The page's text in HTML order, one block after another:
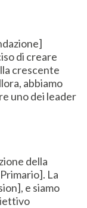
di creare
crescente
abbiamo
uno dei leader
della
La
e siamo